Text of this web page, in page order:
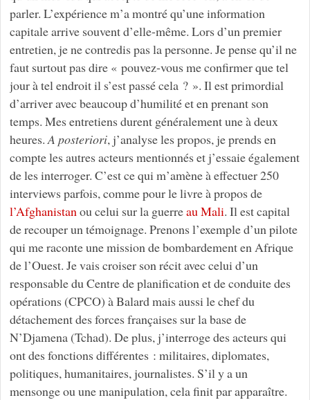
parler. L’expérience m’a montré qu’une information
capitale arrive souvent d’elle-même. Lors d’un premier
entretien, je ne contredis pas la personne. Je pense qu’il ne
faut surtout pas dire « pouvez-vous me confirmer que tel
jour à tel endroit il s’est passé cela ? ». Il est primordial
d’arriver avec beaucoup d’humilité et en prenant son
temps. Mes entretiens durent généralement une à deux
heures. A posteriori, j’analyse les propos, je prends en
compte les autres acteurs mentionnés et j’essaie également
de les interroger. C’est ce qui m’amène à effectuer 250
interviews parfois, comme pour le livre à propos de
l’Afghanistan ou celui sur la guerreau Mali. Il est capital
de recouper un témoignage. Prenons l’exemple d’un pilote
qui me raconte une mission de bombardement en Afrique
de l’Ouest. Je vais croiser son récit avec celui d’un
responsable du Centre de planification et de conduite des
opérations (CPCO) à Balard mais aussi le chef du
détachement des forces françaises sur la base de
N’Djamena (Tchad). De plus, j’interroge des acteurs qui
ont des fonctions différentes : militaires, diplomates,
politiques, humanitaires, journalistes. S’il y a un
mensonge ou une manipulation, cela finit par apparaître.